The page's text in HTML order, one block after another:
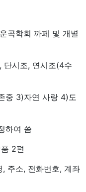
곡학회 까페 및 개별
단시조, 연시조(4수
중 3)자연 사랑 4)도
여 씀
2편
주소, 전화번호, 계좌